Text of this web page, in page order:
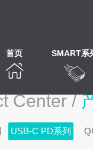
首页 SMART系
Center /
USB-C PD系列